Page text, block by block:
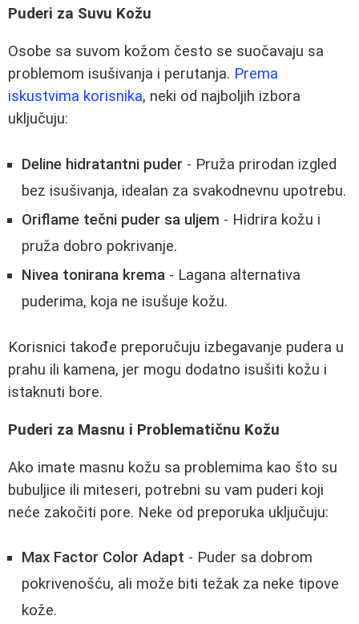
Puderi za Suvu Kožu
Osobe sa suvom kožom često se suočavaju sa
problemom isušivanja i perutanja. Prema
iskustvima korisnika, neki od najboljih izbora
uključuju:
Deline hidratantni puder - Pruža prirodan izgled
bez isušivanja, idealan za svakodnevnu upotrebu.
Oriflame tečni puder sa uljem - Hidrira kožu i
pruža dobro pokrivanje.
Nivea tonirana krema - Lagana alternativa
puderima, koja ne isušuje kožu.
Korisnici takođe preporučuju izbegavanje pudera u
prahu ili kamena, jer mogu dodatno isušiti kožu i
istaknuti bore.
Puderi za Masnu i Problematičnu Kožu
Ako imate masnu kožu sa problemima kao što su
bubuljice ili miteseri, potrebni su vam puderi koji
neće zakočiti pore. Neke od preporuka uključuju:
Max Factor Color Adapt - Puder sa dobrom
pokrivenošću, ali može biti težak za neke tipove
kože.